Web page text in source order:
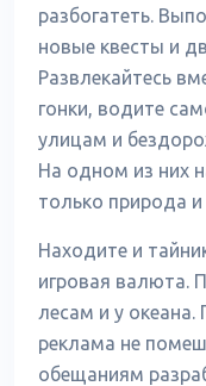
разбогатеть.
новые квесты и
Развлекайтесь
гонки, водите
улицам и
На одном из них
только природа
Находите и
игровая валюта.
лесам и у
реклама не
обещаниям